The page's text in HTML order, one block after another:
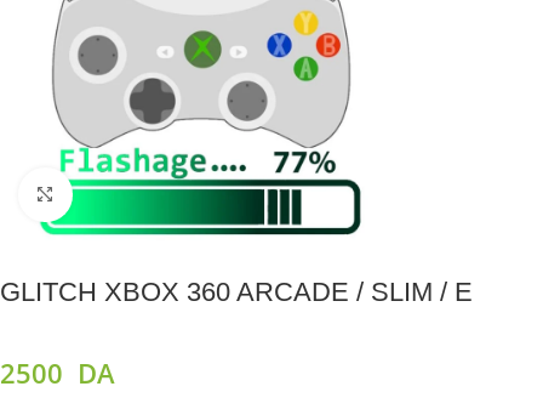
Agrandir
GLITCH XBOX 360 ARCADE / SLIM / E
2500 DA